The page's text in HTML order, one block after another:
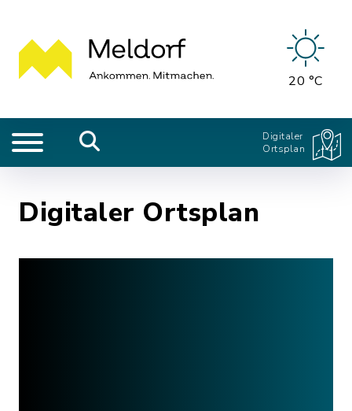
20 °C
Digitaler
Ortsplan
Digitaler Ortsplan